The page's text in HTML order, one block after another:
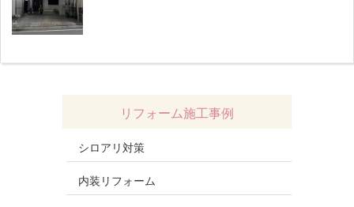
リフォーム施工事例
シロアリ対策
内装リフォーム